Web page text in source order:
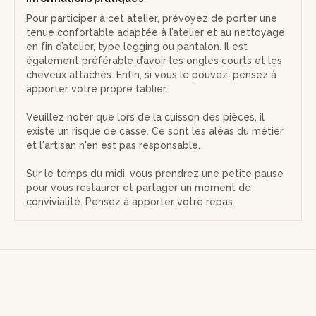
Pour participer à cet atelier, prévoyez de porter une
tenue confortable adaptée à l’atelier et au nettoyage
en fin d’atelier, type legging ou pantalon. Il est
également préférable d’avoir les ongles courts et les
cheveux attachés. Enfin, si vous le pouvez, pensez à
apporter votre propre tablier.
Veuillez noter que lors de la cuisson des pièces, il
existe un risque de casse. Ce sont les aléas du métier
et l'artisan n'en est pas responsable.
Sur le temps du midi, vous prendrez une petite pause
pour vous restaurer et partager un moment de
convivialité. Pensez à apporter votre repas.